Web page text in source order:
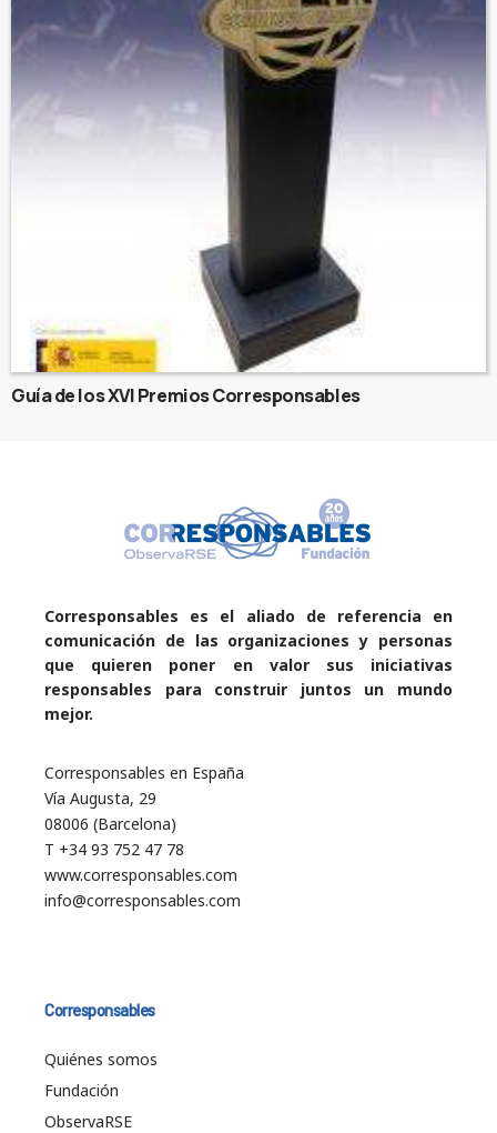
Guía de los XVI Premios Corresponsables
Corresponsables es el aliado de referencia en
comunicación de las organizaciones y personas
que quieren poner en valor sus iniciativas
responsables para construir juntos un mundo
mejor.
Corresponsables en España
Vía Augusta, 29
08006 (Barcelona)
T +34 93 752 47 78
www.corresponsables.com
info@corresponsables.com
Corresponsables
Quiénes somos
Fundación
ObservaRSE